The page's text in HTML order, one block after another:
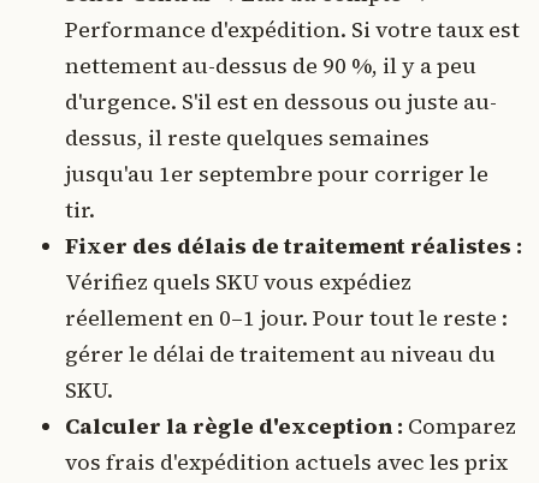
Performance d'expédition. Si votre taux est
nettement au-dessus de 90 %, il y a peu
d'urgence. S'il est en dessous ou juste au-
dessus, il reste quelques semaines
jusqu'au 1er septembre pour corriger le
tir.
Fixer des délais de traitement réalistes :
Vérifiez quels SKU vous expédiez
réellement en 0–1 jour. Pour tout le reste :
gérer le délai de traitement au niveau du
SKU.
Calculer la règle d'exception : Comparez
vos frais d'expédition actuels avec les prix